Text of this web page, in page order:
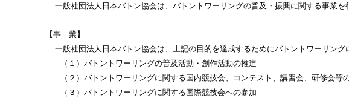
一般社団法人日本バトン協会は、バトントワーリングの普及・振興に関する事業を
【事 業】
一般社団法人日本バトン協会は、上記の目的を達成するためにバトントワーリング
（１）バトントワーリングの普及活動・創作活動の推進
（２）バトントワーリングに関する国内競技会、コンテスト、講習会、研修会等
（３）バトントワーリングに関する国際競技会への参加